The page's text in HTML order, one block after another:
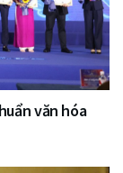
văn hóa